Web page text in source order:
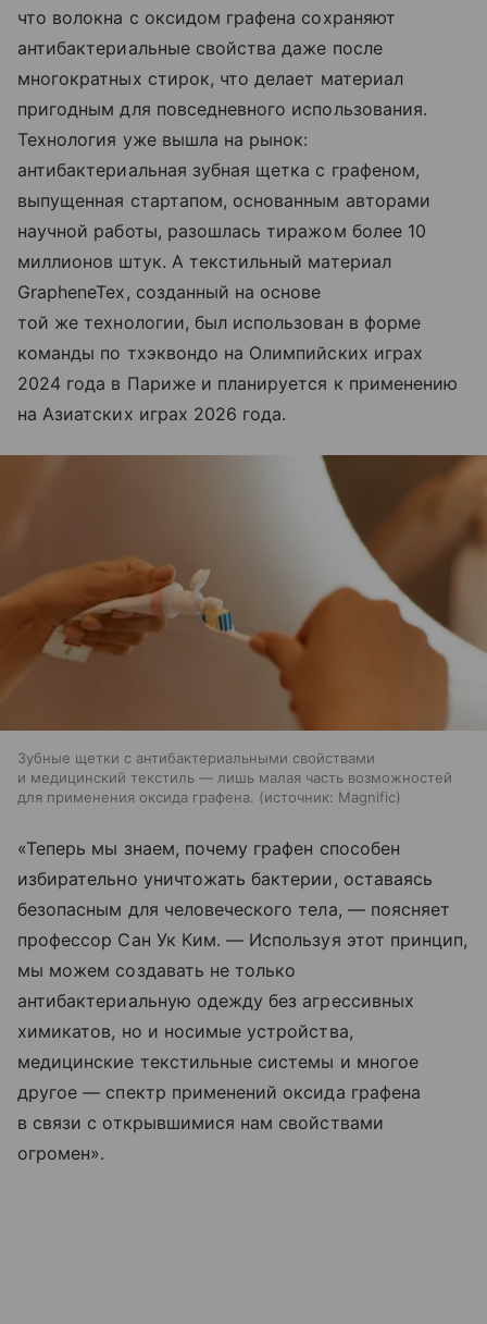
что волокна с оксидом графена сохраняют
антибактериальные свойства даже после
многократных стирок, что делает материал
пригодным для повседневного использования.
Технология уже вышла на рынок:
антибактериальная зубная щетка с графеном,
выпущенная стартапом, основанным авторами
научной работы, разошлась тиражом более 10
миллионов штук. А текстильный материал
GrapheneTex, созданный на основе
той же технологии, был использован в форме
команды по тхэквондо на Олимпийских играх
2024 года в Париже и планируется к применению
на Азиатских играх 2026 года.
Зубные щетки с антибактериальными свойствами
и медицинский текстиль — лишь малая часть возможностей
для применения оксида графена.
источник: Magnific
«Теперь мы знаем, почему графен способен
избирательно уничтожать бактерии, оставаясь
безопасным для человеческого тела, — поясняет
профессор Сан Ук Ким. — Используя этот принцип,
мы можем создавать не только
антибактериальную одежду без агрессивных
химикатов, но и носимые устройства,
медицинские текстильные системы и многое
другое — спектр применений оксида графена
в связи с открывшимися нам свойствами
огромен».